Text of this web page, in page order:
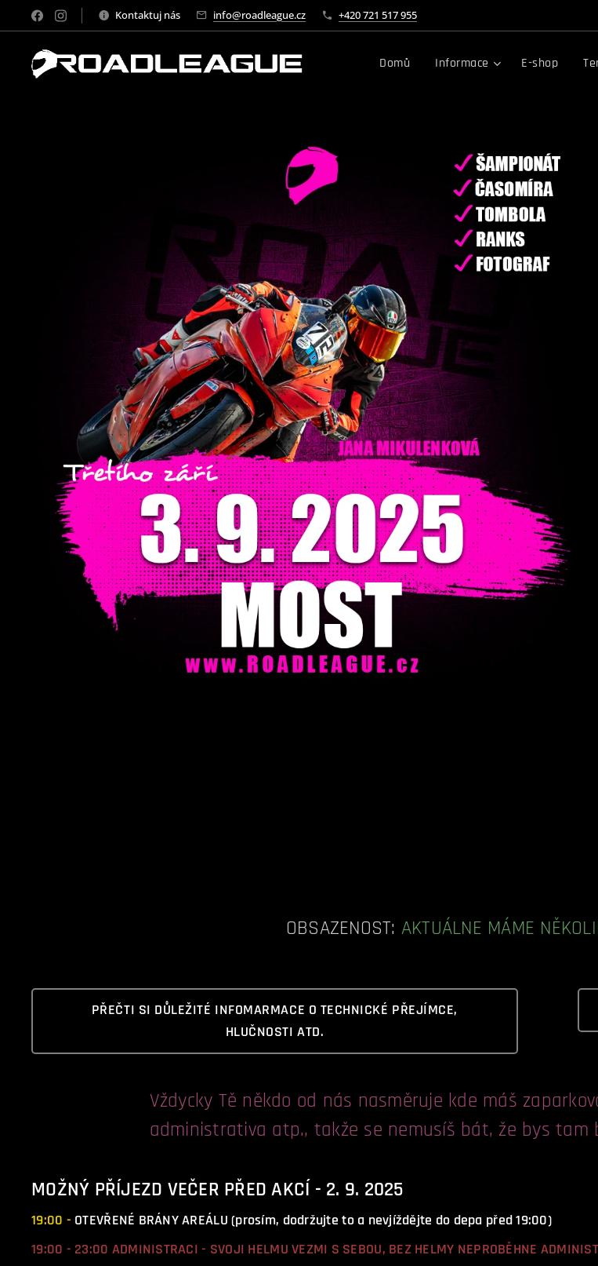
Kontaktuj nás info@roadleague.cz +420 721 517 955
Domů Informace E-shop
OBSAZENOST: AKTUÁLNE MÁME
PŘEČTI SI DŮLEŽITÉ INFOMARMACE O TECHNICKÉ PŘEJÍMCE,
HLUČNOSTI ATD.
Vždycky Tě někdo od nás nasměruje kde máš
administrativa atp., takže se nemusíš bát, že bys
MOŽNÝ PŘÍJEZD VEČER PŘED AKCÍ - 2. 9. 2025
19:00 - OTEVŘENÉ BRÁNY AREÁLU (prosím, dodržujte to a nevjíždějte do depa před 19:00)
19:00 - 23:00 ADMINISTRACI - SVOJI HELMU VEZMI S SEBOU, BEZ HELMY NEPROBĚHNE